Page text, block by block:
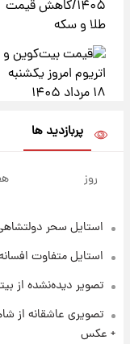
۸ ساعت پیش
پربازدید ها
روز
استایل سحر
استایل متفاوت افسانه بایگان در
تصویر دیده‌نشده از
تصویری عاشقانه از
+ عکس